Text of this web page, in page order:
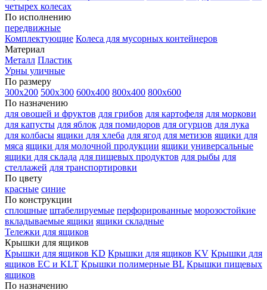
четырех колесах
По исполнению
передвижные
Комплектующие Колеса для мусорных контейнеров
Материал
Металл Пластик
Урны уличные
По размеру
300х200 500х300 600х400 800х400 800х600
По назначению
для овощей и фруктов для грибов для картофеля для моркови
для капусты для яблок для помидоров для огурцов для лука
для колбасы ящики для хлеба для ягод для метизов ящики для
мяса ящики для молочной продукции ящики универсальные
ящики для склада для пищевых продуктов для рыбы для
стеллажей для транспортировки
По цвету
красные синие
По конструкции
сплошные штабелируемые перфорированные морозостойкие
вкладываемые ящики ящики складные
Тележки для ящиков
Крышки для ящиков
Крышки для ящиков KD Крышки для ящиков KV Крышки для
ящиков EC и KLT Крышки полимерные BL Крышки пищевых
ящиков
По назначению